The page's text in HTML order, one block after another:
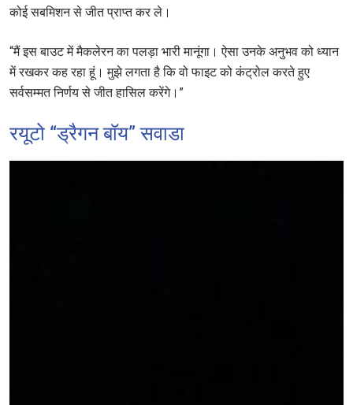
कोई सबमिशन से जीत प्राप्त कर ले।
“मैं इस बाउट में मैकलेरन का पलड़ा भारी मानूंगा। ऐसा उनके अनुभव को ध्यान
में रखकर कह रहा हूं। मुझे लगता है कि वो फाइट को कंट्रोल करते हुए
सर्वसम्मत निर्णय से जीत हासिल करेंगे।”
रयूटो “ड्रैगन बॉय” सवाडा